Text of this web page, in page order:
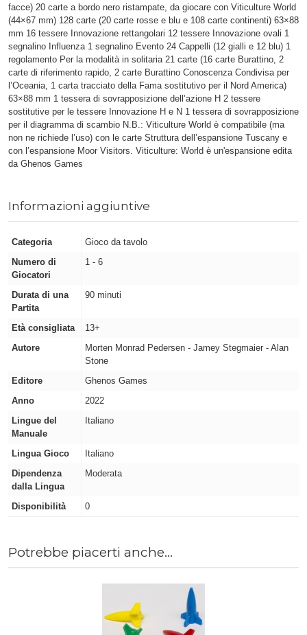
facce) 20 carte a bordo nero ristampate, da giocare con Viticulture World
(44×67 mm) 128 carte (20 carte rosse e blu e 108 carte continenti) 63×88
mm 16 tessere Innovazione rettangolari 12 tessere Innovazione ovali 1
segnalino Influenza 1 segnalino Evento 24 Cappelli (12 gialli e 12 blu) 1
regolamento Per la modalità in solitaria 21 carte (16 carte Burattino, 2
carte di riferimento rapido, 2 carte Burattino Conoscenza Condivisa per
l’Oceania, 1 carta tracciato della Fama sostitutivo per il Nord America)
63×88 mm 1 tessera di sovrapposizione dell’azione H 2 tessere
sostitutive per le tessere Innovazione H e N 1 tessera di sovrapposizione
per il diagramma di scambio N.B.: Viticulture World è compatibile (ma
non ne richiede l’uso) con le carte Struttura dell’espansione Tuscany e
con l’espansione Moor Visitors. Viticulture: World è un'espansione edita
da Ghenos Games
Informazioni aggiuntive
Categoria
Gioco da tavolo
Numero di
Giocatori
1 - 6
Durata di una
Partita
90 minuti
Età consigliata
13+
Autore
Morten Monrad Pedersen - Jamey Stegmaier - Alan
Stone
Editore
Ghenos Games
Anno
2022
Lingue del
Manuale
Italiano
Lingua Gioco
Italiano
Dipendenza
dalla Lingua
Moderata
Disponibilità 0
Potrebbe piacerti anche...